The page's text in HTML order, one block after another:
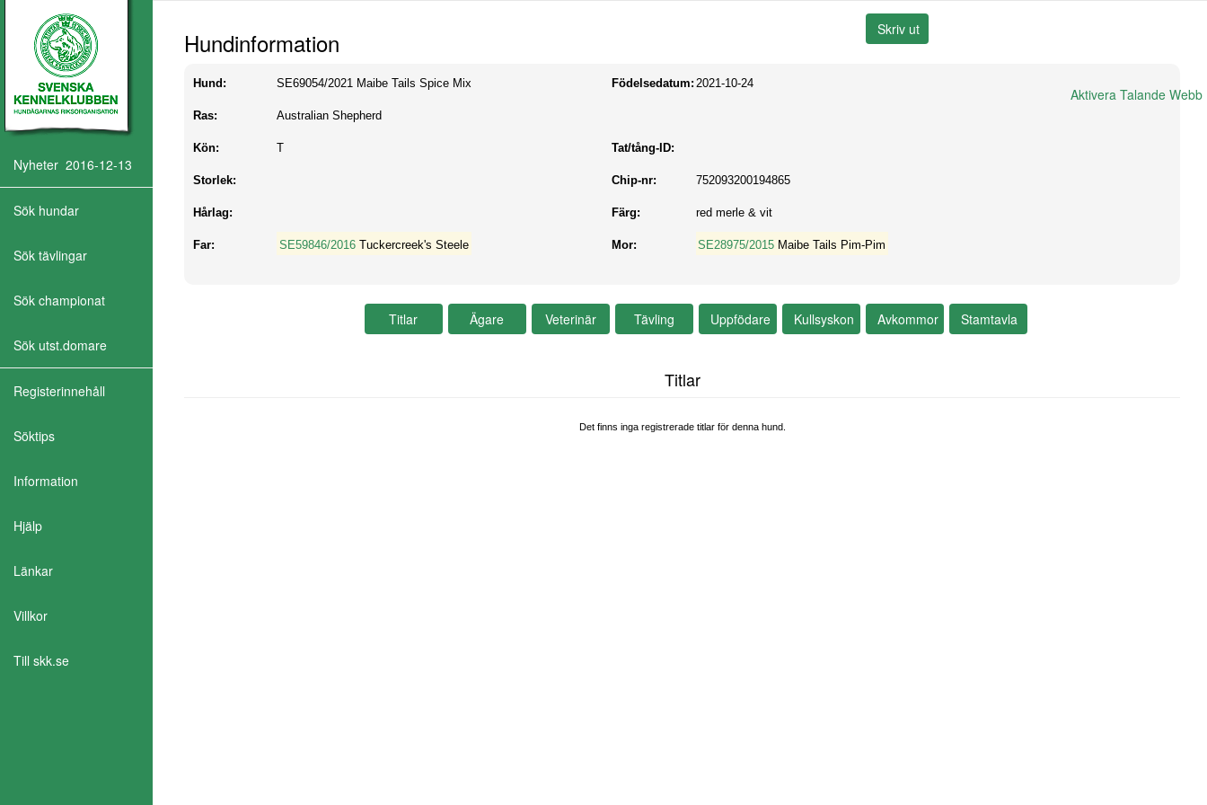
Aktivera Talande Webb
Nyheter 2016-12-13
Sök hundar
Sök tävlingar
Sök championat
Sök utst.domare
Registerinnehåll
Söktips
Information
Hjälp
Länkar
Villkor
Till skk.se
Hundinformation
Hund: SE69054/2021 Maibe Tails Spice Mix Födelsedatum: 2021-10-24
Ras: Australian Shepherd
Kön: T Tat/tång-ID:
Storlek: Chip-nr: 752093200194865
Hårlag: Färg: red merle & vit
Far: SE59846/2016 Tuckercreek's Steele Mor: SE28975/2015 Maibe Tails Pim-Pim
Titlar
Det finns inga registrerade titlar för denna hund.
Aktivera Talande Webb